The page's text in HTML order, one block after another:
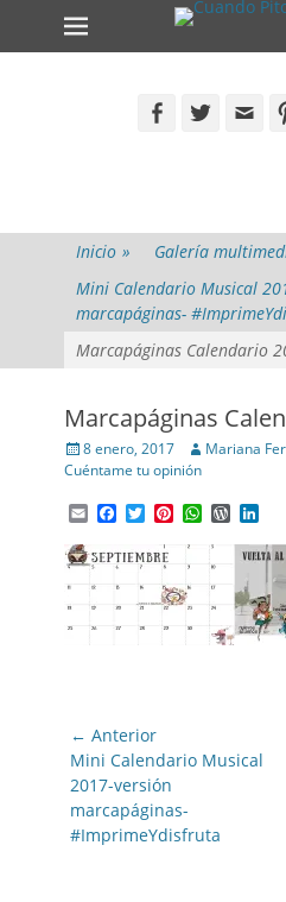
Skip
Primary Menu
Facebook
Twitter
Inicio » Galería
Mini Calendario Musical
marcapáginas-
Marcapáginas Calendario
Marcapáginas
Posted
on
8 enero, 2017 Author
Mariana
Cuéntame tu opinión
EmailFacebook
TwitterPinterest
WhatsApp
Navegación
de
entradas
← Anterior
Entrada
anterior:
Mini Calendario Musical
2017-versión
marcapáginas-
#ImprimeYdisfruta